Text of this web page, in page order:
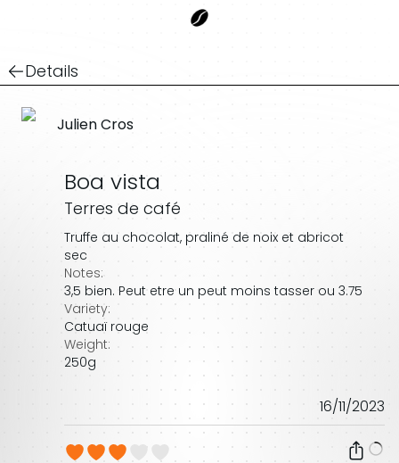
Details
Julien Cros
Boa vista
Terres de café
Truffe au chocolat, praliné de noix et abricot
sec
Notes:
3,5 bien. Peut etre un peut moins tasser ou 3.75
Variety:
Catuaï rouge
Weight:
250g
16/11/2023